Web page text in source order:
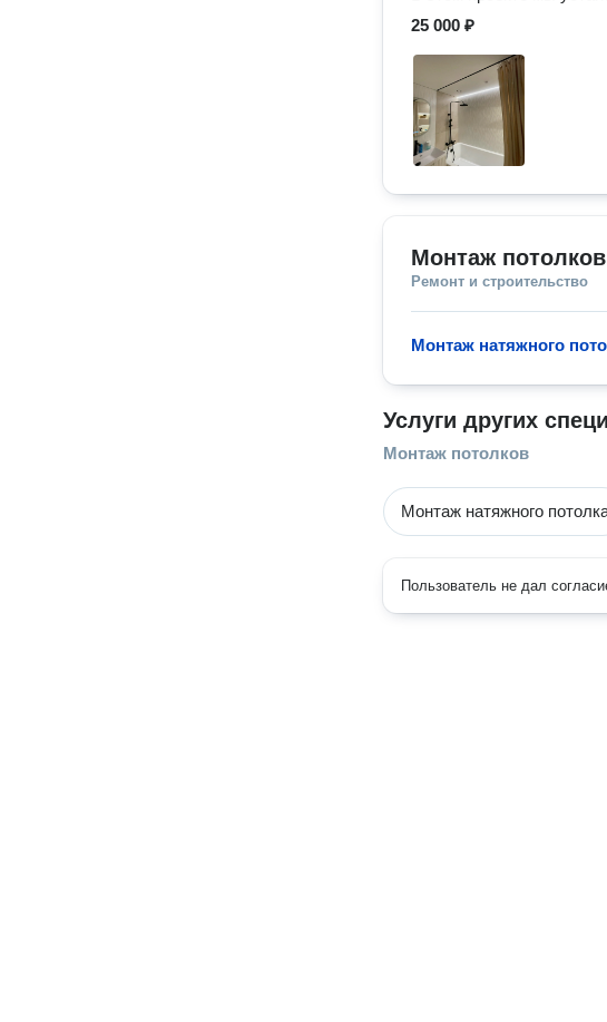
25 000 ₽
Монтаж потолков
Ремонт и строительство
Монтаж натяжного
Услуги других
Монтаж потолков
Монтаж натяжного
Пользователь не дал